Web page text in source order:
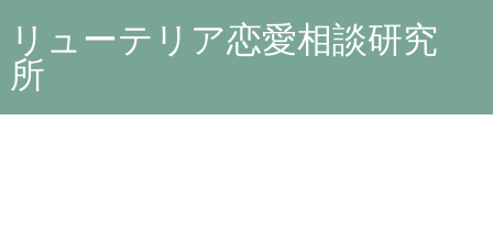
リューテリア恋愛相談研究
所